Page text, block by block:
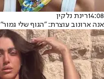
14:08רינת נלקין
אנה ארונוב עוצרת: "הגוף שלי גמור"